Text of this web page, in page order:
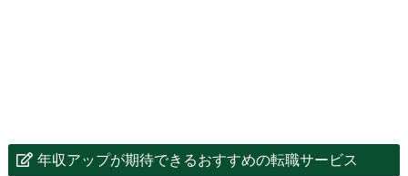
年収アップが期待できるおすすめの転職サービス